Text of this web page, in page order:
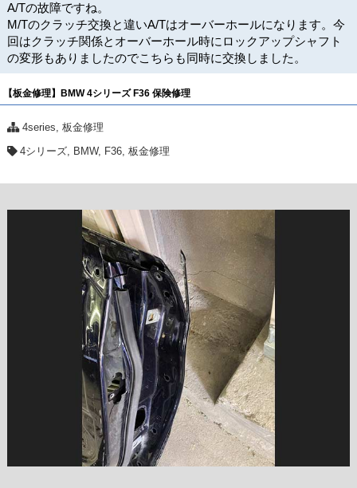
A/Tの故障ですね。
M/Tのクラッチ交換と違いA/Tはオーバーホールになります。今
回はクラッチ関係とオーバーホール時にロックアップシャフト
の変形もありましたのでこちらも同時に交換しました。
【板金修理】BMW 4シリーズ F36 保険修理
4series,板金修理
4シリーズ, BMW, F36,板金修理